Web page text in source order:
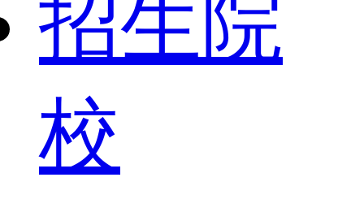
招生院
校